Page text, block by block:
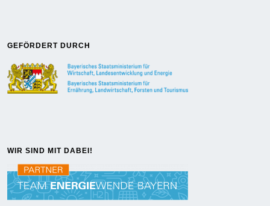
GEFÖRDERT DURCH
WIR SIND MIT DABEI!